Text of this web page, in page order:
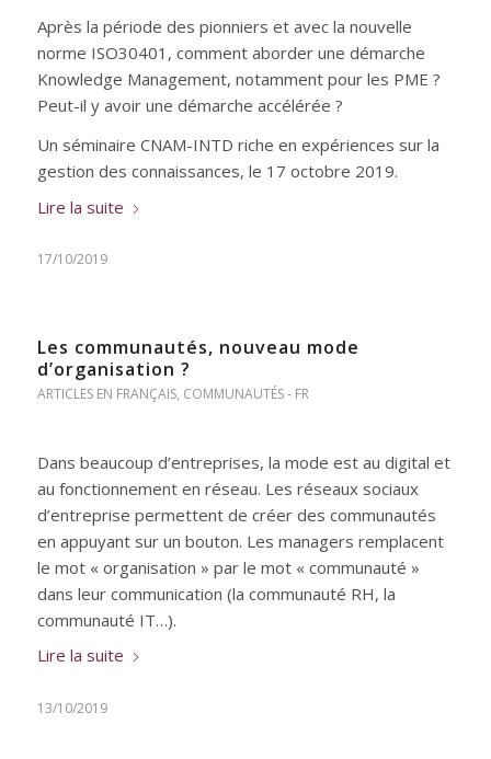
Après la période des pionniers et avec la nouvelle
norme ISO30401, comment aborder une démarche
Knowledge Management, notamment pour les PME ?
Peut-il y avoir une démarche accélérée ?
Un séminaire CNAM-INTD riche en expériences sur la
gestion des connaissances, le 17 octobre 2019.
Lire la suite
17/10/2019
Les communautés, nouveau mode
d’organisation ?
ARTICLES EN FRANÇAIS, COMMUNAUTÉS - FR
Dans beaucoup d’entreprises, la mode est au digital et
au fonctionnement en réseau. Les réseaux sociaux
d’entreprise permettent de créer des communautés
en appuyant sur un bouton. Les managers remplacent
le mot « organisation » par le mot « communauté »
dans leur communication (la communauté RH, la
communauté IT…).
Lire la suite
13/10/2019